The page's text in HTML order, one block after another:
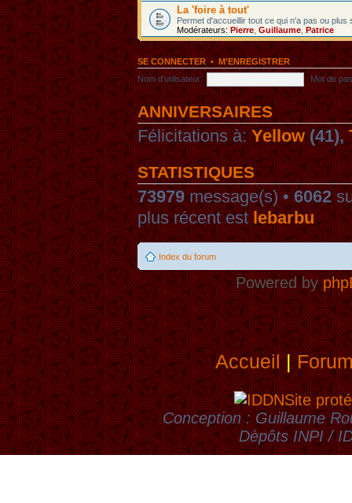
La 'foire à tout'
Permet d'accueillir tout ce qui n'a pas ou
Modérateurs: Pierre Guillaume Patrice
SE CONNECTER•M’ENREGISTRER
Nom d’utilisateur:
Mot de
ANNIVERSAIRES
Félicitations à:Yellow(41),
STATISTIQUES
73979message(s) •6062
plus récent estlebarbu
Index du forum
Powered by
Accueil|
Site
Conception : Guillaume
Dèpôts INPI /